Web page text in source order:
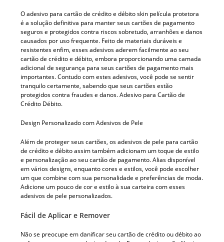
O adesivo para cartão de crédito e débito skin película protetora
é a solução definitiva para manter seus cartões de pagamento
seguros e protegidos contra riscos sobretudo, arranhões e danos
causados ​​por uso frequente. Feito de materiais duráveis ​​e
resistentes enfim, esses adesivos aderem facilmente ao seu
cartão de crédito e débito, embora proporcionando uma camada
adicional de segurança para seus cartões de pagamento mais
importantes. Contudo com estes adesivos, você pode se sentir
tranquilo certamente, sabendo que seus cartões estão
protegidos contra fraudes e danos. Adesivo para Cartão de
Crédito Débito.
Design Personalizado com Adesivos de Pele
Além de proteger seus cartões, os adesivos de pele para cartão
de crédito e débito assim também adicionam um toque de estilo
e personalização ao seu cartão de pagamento. Alias disponível
em vários designs, enquanto cores e estilos, você pode escolher
um que combine com sua personalidade e preferências de moda.
Adicione um pouco de cor e estilo à sua carteira com esses
adesivos de pele personalizados.
Fácil de Aplicar e Remover
Não se preocupe em danificar seu cartão de crédito ou débito ao